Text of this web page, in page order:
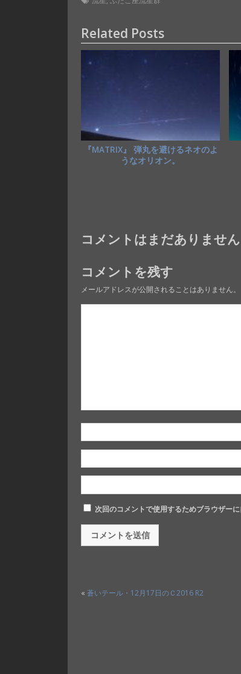
e
b
o
to
d
o
ai
l
Related Posts
『MATRIX』 弾丸を避けるネオのよ
うなオリオン。
コメントはまだありません
コメントを残す
メールアドレスが公開されることはありません。
次回のコメントで使用するためブラウザー
«蒼いテール・12月17日のＣ2016 R2